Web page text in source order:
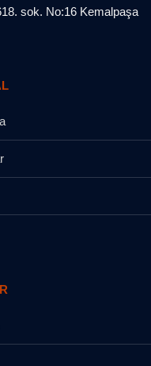
sok. No:16 Kemalpaşa